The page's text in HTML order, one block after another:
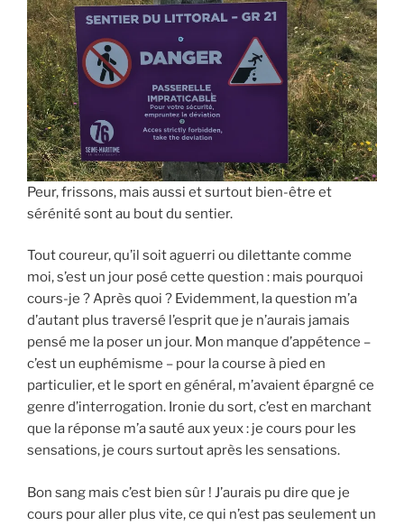
Peur, frissons, mais aussi et surtout bien-être et
sérénité sont au bout du sentier.
Tout coureur, qu’il soit aguerri ou dilettante comme
moi, s’est un jour posé cette question : mais pourquoi
cours-je ? Après quoi ? Evidemment, la question m’a
d’autant plus traversé l’esprit que je n’aurais jamais
pensé me la poser un jour. Mon manque d’appétence –
c’est un euphémisme – pour la course à pied en
particulier, et le sport en général, m’avaient épargné ce
genre d’interrogation. Ironie du sort, c’est en marchant
que la réponse m’a sauté aux yeux : je cours pour les
sensations, je cours surtout après les sensations.
Bon sang mais c’est bien sûr ! J’aurais pu dire que je
cours pour aller plus vite, ce qui n’est pas seulement un